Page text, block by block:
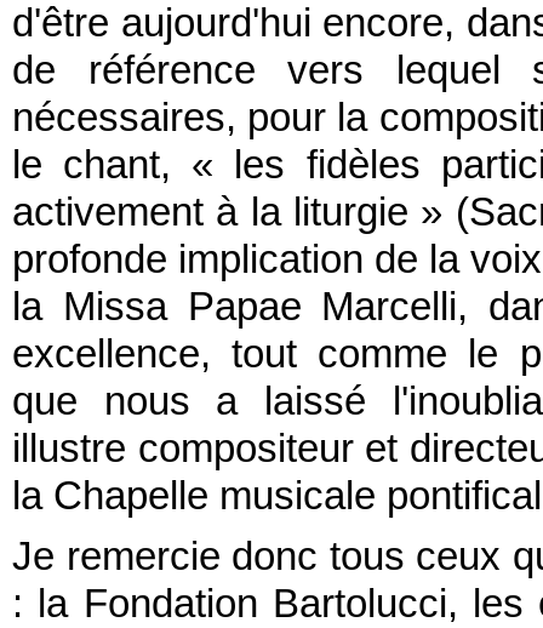
d'être aujourd'hui encore,
de référence vers lequel
nécessaires, pour la
le chant, « les fidèles
activement à la liturgie »
profonde implication de la
la Missa Papae Marcelli,
excellence, tout comme le
que nous a laissé
illustre compositeur et
la Chapelle musicale
Je remercie donc tous ceux
: la Fondation Bartolucci,